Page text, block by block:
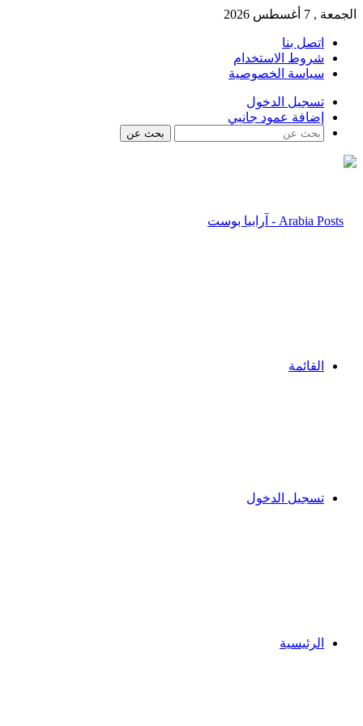
الجمعة , 7 أغسطس 2026
اتصل بنا
شروط الاستخدام
سياسة الخصوصية
تسجيل الدخول
إضافة عمود جانبي
بحث عن
القائمة
تسجيل الدخول
الرئيسية